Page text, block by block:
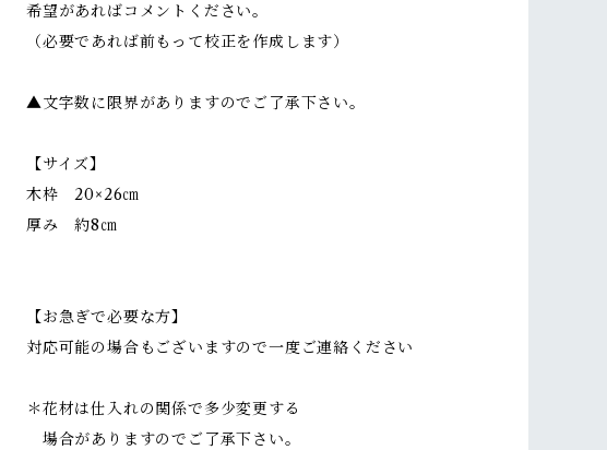
希望があればコメントください。
（必要であれば前もって校正を作成します）
▲文字数に限界がありますのでご了承下さい。
【サイズ】
木枠 20×26㎝
厚み 約8㎝
【お急ぎで必要な方】
対応可能の場合もございますので一度ご連絡ください
＊花材は仕入れの関係で多少変更する
場合がありますのでご了承下さい。